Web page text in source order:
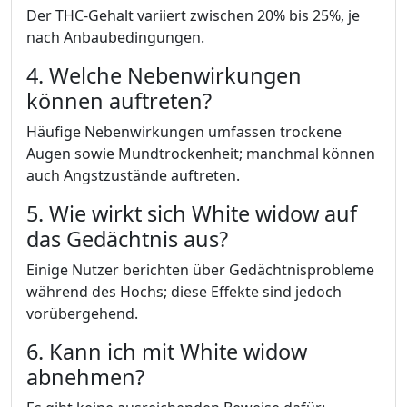
Der THC-Gehalt variiert zwischen 20% bis 25%, je
nach Anbaubedingungen.
4. Welche Nebenwirkungen
können auftreten?
Häufige Nebenwirkungen umfassen trockene
Augen sowie Mundtrockenheit; manchmal können
auch Angstzustände auftreten.
5. Wie wirkt sich White widow auf
das Gedächtnis aus?
Einige Nutzer berichten über Gedächtnisprobleme
während des Hochs; diese Effekte sind jedoch
vorübergehend.
6. Kann ich mit White widow
abnehmen?